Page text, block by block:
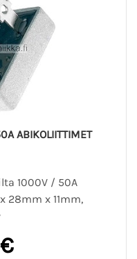
ABIKOLIITTIMET
1000V / 50A
28mm x 11mm,